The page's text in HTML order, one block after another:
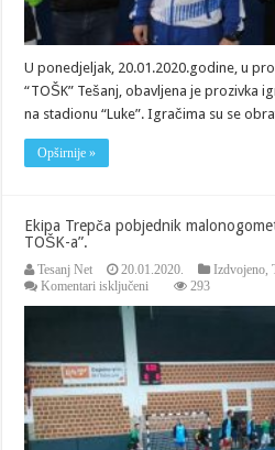
U ponedjeljak, 20.01.2020.godine, u
“TOŠK” Tešanj, obavljena je prozivka
na stadionu “Luke”. Igračima su se
Opširnije »
Ekipa Trepča pobjednik
TOŠK-a”.
Tesanj Net 20.01.2020. Izdvojeno,
Komentari isključeni
Trepča
turnira
“Veterani
TOŠK-
a”.
293